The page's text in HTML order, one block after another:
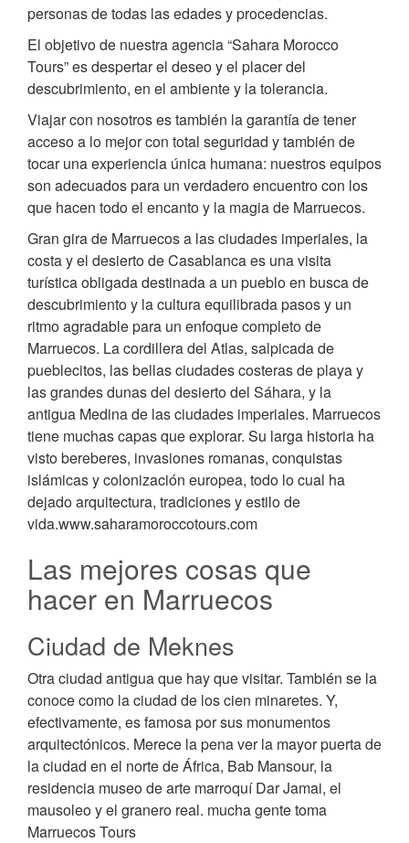
personas de todas las edades y procedencias.
El objetivo de nuestra agencia “Sahara Morocco
Tours” es despertar el deseo y el placer del
descubrimiento, en el ambiente y la tolerancia.
Viajar con nosotros es también la garantía de tener
acceso a lo mejor con total seguridad y también de
tocar una experiencia única humana: nuestros equipos
son adecuados para un verdadero encuentro con los
que hacen todo el encanto y la magia de Marruecos.
Gran gira de Marruecos a las ciudades imperiales, la
costa y el desierto de Casablanca es una visita
turística obligada destinada a un pueblo en busca de
descubrimiento y la cultura equilibrada pasos y un
ritmo agradable para un enfoque completo de
Marruecos. La cordillera del Atlas, salpicada de
pueblecitos, las bellas ciudades costeras de playa y
las grandes dunas del desierto del Sáhara, y la
antigua Medina de las ciudades imperiales. Marruecos
tiene muchas capas que explorar. Su larga historia ha
visto bereberes, invasiones romanas, conquistas
islámicas y colonización europea, todo lo cual ha
dejado arquitectura, tradiciones y estilo de
vida.www.saharamoroccotours.com
Las mejores cosas que
hacer en Marruecos
Ciudad de Meknes
Otra ciudad antigua que hay que visitar. También se la
conoce como la ciudad de los cien minaretes. Y,
efectivamente, es famosa por sus monumentos
arquitectónicos. Merece la pena ver la mayor puerta de
la ciudad en el norte de África, Bab Mansour, la
residencia museo de arte marroquí Dar Jamai, el
mausoleo y el granero real. mucha gente toma
Marruecos Tours